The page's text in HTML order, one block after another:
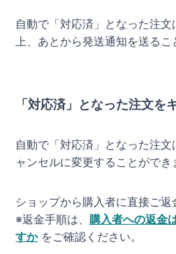
自動で「対応済」となった注文
上、あとから発送通知を送るこ
「対応済」となった注文を
自動で「対応済」となった注
ャンセルに変更することができ
ショップから購入者に直接ご返
※返金手順は、購入者への返金
すかをご確認ください。